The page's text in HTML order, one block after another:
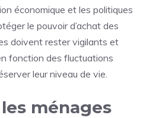
économique et les politiques
le pouvoir d’achat des
doivent rester vigilants et
fonction des fluctuations
leur niveau de vie.
ménages